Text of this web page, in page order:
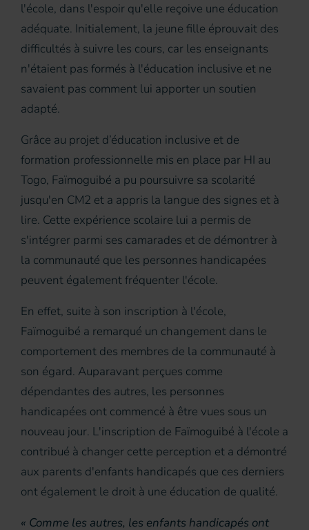
l'école, dans l'espoir qu'elle reçoive une éducation
adéquate. Initialement, la jeune fille éprouvait des
difficultés à suivre les cours, car les enseignants
n'étaient pas formés à l'éducation inclusive et ne
savaient pas comment lui apporter un soutien
adapté.
Grâce au projet d’éducation inclusive et de
formation professionnelle mis en place par HI au
Togo, Faïmoguibé a pu poursuivre sa scolarité
jusqu'en CM2 et a appris la langue des signes et à
lire. Cette expérience scolaire lui a permis de
s'intégrer parmi ses camarades et de démontrer à
la communauté que les personnes handicapées
peuvent également fréquenter l'école.
En effet, suite à son inscription à l'école,
Faïmoguibé a remarqué un changement dans le
comportement des membres de la communauté à
son égard. Auparavant perçues comme
dépendantes des autres, les personnes
handicapées ont commencé à être vues sous un
nouveau jour. L'inscription de Faïmoguibé à l'école a
contribué à changer cette perception et a démontré
aux parents d'enfants handicapés que ces derniers
ont également le droit à une éducation de qualité.
« Comme les autres, les enfants handicapés ont